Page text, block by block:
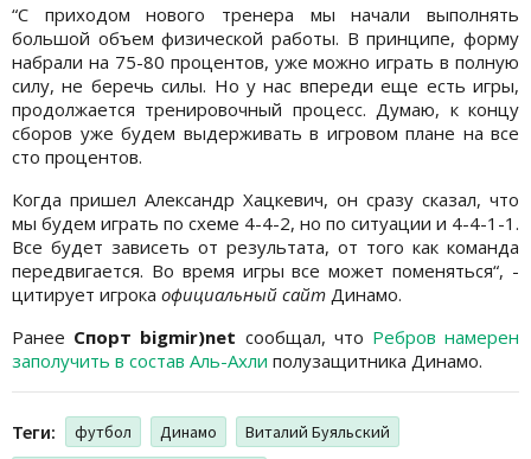
“С приходом нового тренера мы начали выполнять
большой объем физической работы. В принципе, форму
набрали на 75-80 процентов, уже можно играть в полную
силу, не беречь силы. Но у нас впереди еще есть игры,
продолжается тренировочный процесс. Думаю, к концу
сборов уже будем выдерживать в игровом плане на все
сто процентов.
Когда пришел Александр Хацкевич, он сразу сказал, что
мы будем играть по схеме 4-4-2, но по ситуации и 4-4-1-1.
Все будет зависеть от результата, от того как команда
передвигается. Во время игры все может поменяться“, -
цитирует игрока официальный сайт Динамо.
Ранее Спорт bigmir)net сообщал, что Ребров намерен
заполучить в состав Аль-Ахли полузащитника Динамо.
Теги: футбол Динамо
Виталий Буяльский